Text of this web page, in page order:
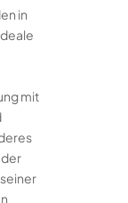
in
mit